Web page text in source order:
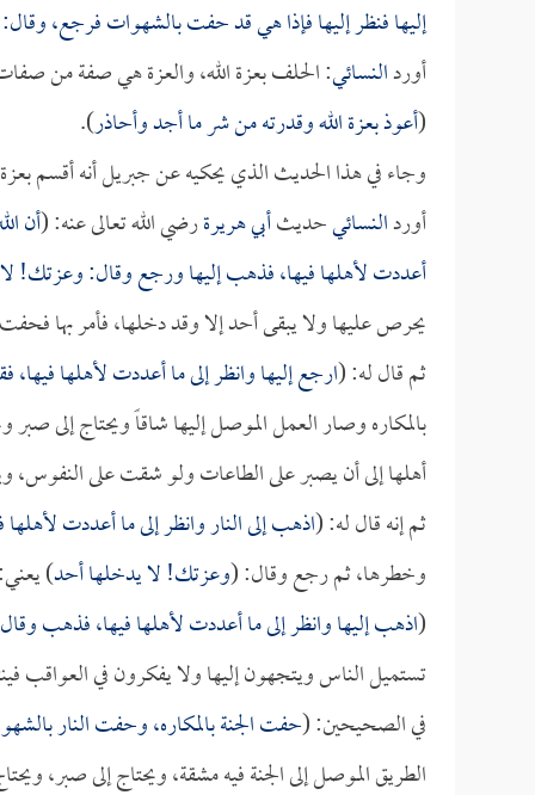
إليها فنظر إليها فإذا هي قد حفت بالشهوات فرجع،
أوردالنسائي: الحلف بعزة الله، والعزة هي صفة من
(أعوذ بعزة الله وقدرته من شر ما أجد وأحاذر).
وجاء في هذا الحديث الذي يحكيه عن جبريل أنه أقسم
أوردالنسائيحديثأبي هريرةرضي الله تعالى عنه: (أن
أعددت لأهلها فيها، فذهب إليها ورجع وقال: وعزتك!
يحرص عليها ولا يبقى أحد إلا وقد دخلها، فأمر بها فحفت
ثم قال له: (ارجع إليها وانظر إلى ما أعددت لأهلها
بالمكاره وصار العمل الموصل إليها شاقاً ويحتاج إلى
أهلها إلى أن يصبر على الطاعات ولو شقت على النفوس،
ثم إنه قال له: (اذهب إلى النار وانظر إلى ما أعددت لأهلها
وخطرها، ثم رجع وقال: (وعزتك! لا يدخلها أحد)
(اذهب إليها وانظر إلى ما أعددت لأهلها فيها، فذهب
تستميل الناس ويتجهون إليها ولا يفكرون في العواقب
في الصحيحين: (حفت الجنة بالمكاره، وحفت النار
الطريق الموصل إلى الجنة فيه مشقة، ويحتاج إلى صبر،